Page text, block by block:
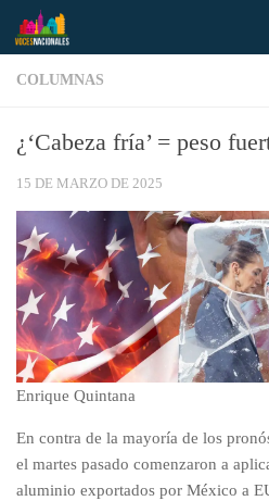
Saltar al contenido
COLUMNAS
¿‘Cabeza fría’ = peso
15 DE MARZO DE 2025
Enrique Quintana
En contra de la mayoría de los
el martes pasado comenzaron a
aluminio exportados por México a